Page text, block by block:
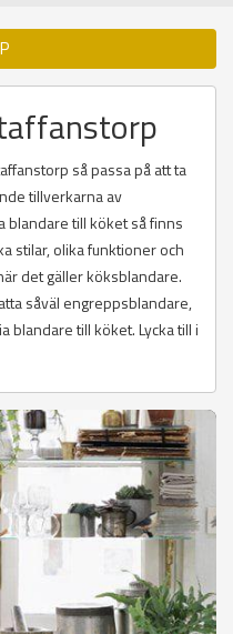
så passa på att ta
tillverkarna av
blandare till köket så finns
stilar, olika funktioner och
det gäller köksblandare.
såväl engreppsblandare,
till köket. Lycka till i